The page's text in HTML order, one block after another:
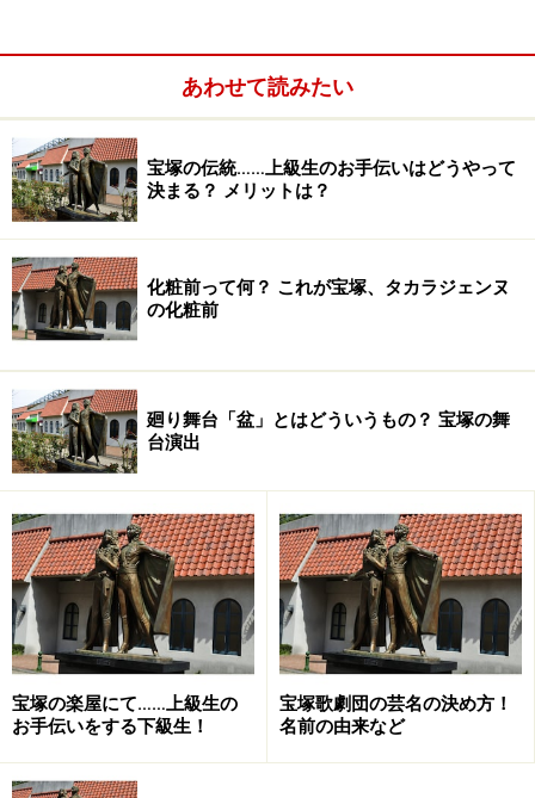
さて次ページでは、――宝塚ファンの方々にとってのオイ
シイ部分をご紹介しましょう。
※記事内容は執筆時点のものです。最新の内容をご確認くださ
い。
1/ 3 次のページへ
あわせて読みたい
宝塚の伝統……上級生のお手伝いはどうやって
決まる？ メリットは？
化粧前って何？ これが宝塚、タカラジェンヌ
の化粧前
廻り舞台「盆」とはどういうもの？ 宝塚の舞
台演出
宝塚の楽屋にて……上級生の
お手伝いをする下級生！
宝塚歌劇団の芸名の決め方！
名前の由来など